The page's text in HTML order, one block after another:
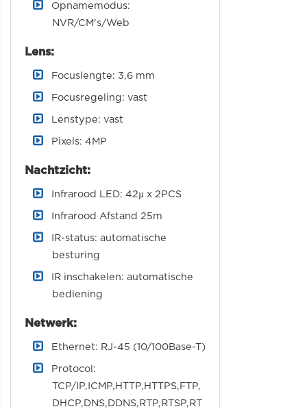
Opnamemodus:
NVR/CM's/Web
Lens:
Focuslengte: 3,6 mm
Focusregeling: vast
Lenstype: vast
Pixels: 4MP
Nachtzicht:
Infrarood LED: 42µ x 2PCS
Infrarood Afstand 25m
IR-status: automatische
besturing
IR inschakelen: automatische
bediening
Netwerk:
Ethernet: RJ-45 (10/100Base-T)
Protocol:
TCP/IP,ICMP,HTTP,HTTPS,FTP,
DHCP,DNS,DDNS,RTP,RTSP,RT